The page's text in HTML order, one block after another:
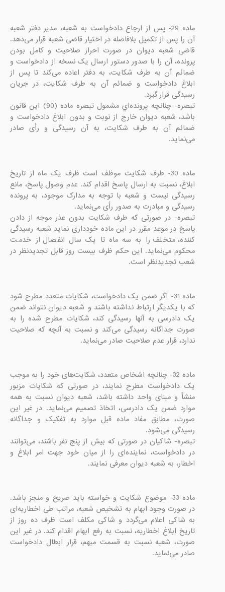
ماده 29- پس از ارجاع دادخواست به شعبه، مدیر دفتر شعبه
آن را پس از تکمیل بلافاصله در اختیار قاضی شعبه قرار می‌دهد.
قاضی شعبه دیوان در صورت احراز صلاحیت و کامل بودن
پرونده، آن را با صدور دستور ارسال یک نسخه از دادخواست و
ضمائم آن به طرف شکایت، به دفتر اعاده می‌کند تا پس از
ابلاغ دادخواست و ضمائم آن به طرف شکایت، در جریان
تبصره- چنانچه پرونده‌اي مشمول تبصره ماده (90) این قانون
باشد، شعبه دیوان خارج از نوبت و بدون ابلاغ دادخواست و
ضمائم آن به طرف شکایت، به آن رسیدگی و رأی صادر
می‌نماید.
ماده 30- طرف شکایت موظف است ظرف یک ماه از تاریخ
ابلاغ، نسبت به ارسال پاسخ اقدام کند. عدم وصول پاسخ، مانع
رسیدگی نيست و شعبه با توجه به مدارک موجود، به پرونده
تبصره- در صورتی که طرف شکایت بدون عذر موجه از دادن
پاسخ در موعد مقرر در این ماده خودداری نماید شعبه رسیدگی
کننده، متخلف را به سه ماه تا یک سال انفصال از خدمت
محکوم می‌نماید. این حکم ظرف بیست روز قابل تجدیدنظر در
شعب تجدیدنظر است.
ماده 31- اگر ضمن یک دادخواست، شکایات متعدد مطرح شود
که با یکدیگر ارتباط نداشته باشند و شعبه دیوان نتواند ضمن
یک دادرسی به آنها رسیدگی کند، شکایات مطرح شده را به
صورت جداگانه رسیدگی می‌کند و نسبت به آنچه که صلاحیت
ندارد، قرار عدم صلاحیت صادر می‌نماید.
ماده 32- چنانچه اشخاص متعدد، شکایت‌های خود را به موجب
یک دادخواست مطرح نمایند، در صورتی که شکایات مزبور
منشأ و مبنای واحد داشته باشد، شعبه دیوان نسبت به همه
موارد ضمن یک دادرسی، اتخاذ تصمیم می‌نماید. در غیر این
صورت، مطابق مفاد ماده قبل موارد به تفکیک و جداگانه
تبصره- شاکیان در صورتی که بیش از پنج نفر باشند، می‌توانند
در دادخواست، نماینده‌ای را از میان خود جهت امر ابلاغ و
اخطار، به شعبه دیوان معرفی نمایند.
ماده 33- موضوع شکایت و خواسته باید صریح و منجز باشد.
در صورت وجود ابهام به تشخیص شعبه، مراتب طی اخطاریه‌ای
به شاکی اعلام می‌گردد و شاکی مکلف است ظرف ده روز از
تاریخ ابلاغ اخطاریه، نسبت به رفع ابهام اقدام کند. در غیر این
صورت، شعبه نسبت به قسمت مبهم، قرار ابطال دادخواست